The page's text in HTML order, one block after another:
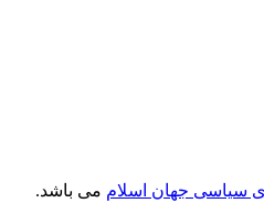
سیاسی جهان اسلام می باشد.